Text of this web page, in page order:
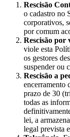
Rescisão
o cadastro no
corporativos,
por comum
Rescisão por
viole esta
os gestores
suspender ou
Rescisão a
encerramento
prazo de 30
todas as
lei, a
legal prevista